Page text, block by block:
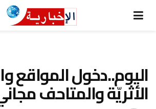
اليوم..دخول المواقع
الأثريّة والمتاحف